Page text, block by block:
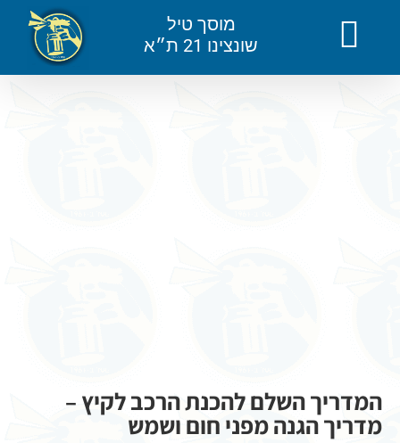
מוסך טיל
שונצינו 21 ת״א
המדריך השלם להכנת הרכב לקיץ –
מדריך הגנה מפני חום ושמש